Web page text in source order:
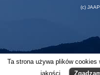
(c)
Ta strona używa plików
jakości.